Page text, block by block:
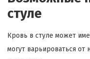
стуле
Кровь в стуле может
могут варьироваться от